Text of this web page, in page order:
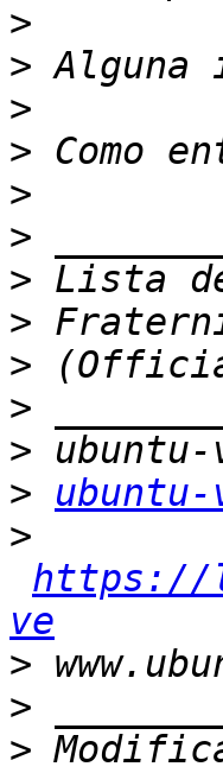
>
>
>
>
>
>
>
>
>
>
>
>
>
https://
ve
>
>
>